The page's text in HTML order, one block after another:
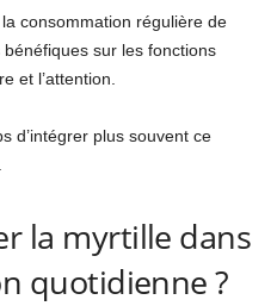
consommation régulière de
sur les fonctions
et l’attention.
d’intégrer plus souvent ce
la myrtille dans
quotidienne ?